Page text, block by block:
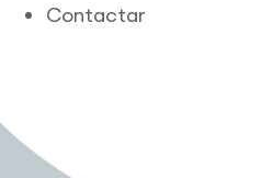
Contactar